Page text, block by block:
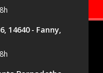
14640 - Fanny,